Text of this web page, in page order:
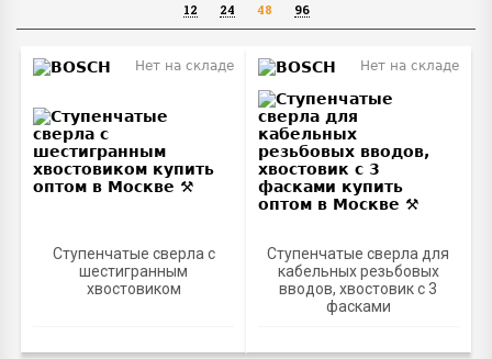
12 24 48 96
Ступенчатые сверла с
шестигранным
хвостовиком
Нет на складе
Ступенчатые сверла для
кабельных резьбовых
вводов, хвостовик с 3
фасками
Нет на складе